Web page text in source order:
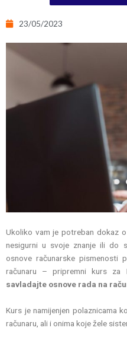
23/05/2023
Ukoliko vam je potreban dokaz
nesigurni u svoje znanje ili do
osnove računarske pismenosti
računaru – pripremni kurs za
savladajte osnove rada na
Kurs je namijenjen polaznicama
računaru, ali i onima koje žele